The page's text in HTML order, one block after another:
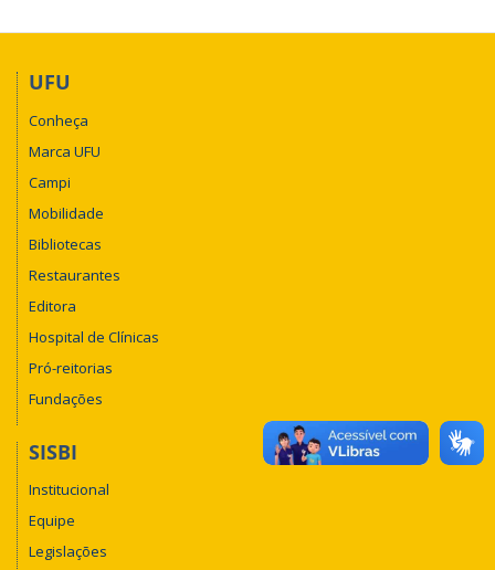
UFU
Conheça
Marca UFU
Campi
Mobilidade
Bibliotecas
Restaurantes
Editora
Hospital de Clínicas
Pró-reitorias
Fundações
SISBI
Institucional
Equipe
Legislações